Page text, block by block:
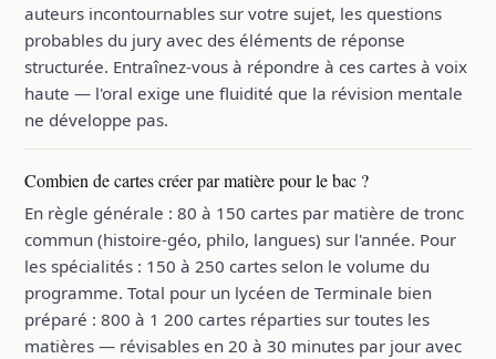
auteurs incontournables sur votre sujet, les questions
probables du jury avec des éléments de réponse
structurée. Entraînez-vous à répondre à ces cartes à voix
haute — l'oral exige une fluidité que la révision mentale
ne développe pas.
Combien de cartes créer par matière pour le bac ?
En règle générale : 80 à 150 cartes par matière de tronc
commun (histoire-géo, philo, langues) sur l'année. Pour
les spécialités : 150 à 250 cartes selon le volume du
programme. Total pour un lycéen de Terminale bien
préparé : 800 à 1 200 cartes réparties sur toutes les
matières — révisables en 20 à 30 minutes par jour avec